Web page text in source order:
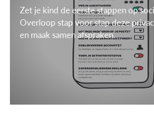
Zet je kind de eerste stappen op
Overloop stap voor stap deze
en maak samen afspraken.